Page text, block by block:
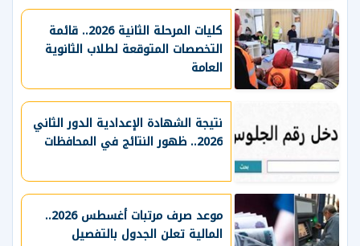
كليات المرحلة الثانية 2026.. قائمة
التخصصات المتوقعة لطلاب الثانوية
العامة
نتيجة الشهادة الإعدادية الدور الثاني
2026.. ظهور النتائج في المحافظات
موعد صرف مرتبات أغسطس 2026..
المالية تعلن الجدول بالتفصيل